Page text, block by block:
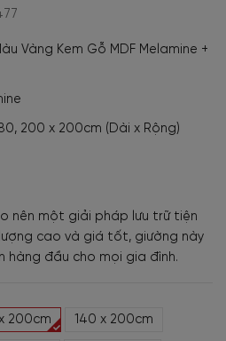
Vàng Kem Gỗ MDF Melamine +
200 x 200cm (Dài x Rộng)
nên một giải pháp lưu trữ tiện
cao và giá tốt, giường này
hàng đầu cho mọi gia đình.
200cm 140 x 200cm